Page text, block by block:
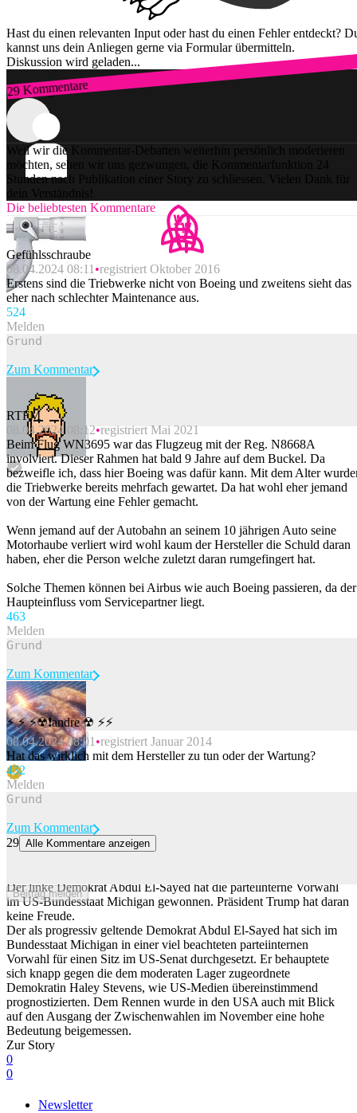
Hast du einen relevanten Input oder hast du einen Fehler entdeckt?
kannst uns dein Anliegen gerne via Formular übermitteln.
Diskussion wird geladen...
29 Kommentare
Zum Login
Weil wir die Kommentar-Debatten weiterhin persönlich moderieren
möchten, sehen wir uns gezwungen, die Kommentarfunktion 24
Stunden nach Publikation einer Story zu schliessen. Vielen Dank für
dein Verständnis!
Die beliebtesten Kommentare
Gefühlsschraube
08.04.2024 08:11 registriert Oktober 2016
Erstens sind die Triebwerke nicht von Boeing und zweitens sieht das
eher nach schlechter Maintenance aus.
524
Melden
Beitrag melden
Zum Kommentar
RTFM
08.04.2024 08:12 registriert Mai 2021
Beim Flug WN3695 war das Flugzeug mit der Reg. N8668A
involviert. Dieser Rahmen hat bald 9 Jahre auf dem Buckel. Da
bezweifle ich, dass hier Boeing was dafür kann. Mit dem Alter
die Triebwerke bereits mehrfach gewartet. Da hat wohl eher jemand
von der Wartung eine Fehler gemacht.
Wenn jemand auf der Autobahn an seinem 10 jährigen Auto seine
Motorhaube verliert wird wohl kaum der Hersteller die Schuld daran
haben, eher die Person welche zuletzt daran rumgefingert hat.
Solche Themen können bei Airbus wie auch Boeing passieren, da der
Haupteinfluss vom Servicepartner liegt.
463
Melden
Beitrag melden
Zum Kommentar
⚡ ⚡ ⚡☢❗andre ☢ ⚡⚡
08.04.2024 08:01 registriert Januar 2014
Hat das wirklich mit dem Hersteller zu tun oder der Wartung?
432
Melden
Beitrag melden
Zum Kommentar
29 Alle Kommentare anzeigen
Der linke Demokrat Abdul El-Sayed hat die parteiinterne Vorwahl
im US-Bundesstaat Michigan gewonnen. Präsident Trump hat daran
keine Freude.
Der als progressiv geltende Demokrat Abdul El-Sayed hat sich im
Bundesstaat Michigan in einer viel beachteten parteiinternen
Vorwahl für einen Sitz im US-Senat durchgesetzt. Er behauptete
sich knapp gegen die dem moderaten Lager zugeordnete
Demokratin Haley Stevens, wie US-Medien übereinstimmend
prognostizierten. Dem Rennen wurde in den USA auch mit Blick
auf den Ausgang der Zwischenwahlen im November eine hohe
Bedeutung beigemessen.
Zur Story
0
0
Newsletter